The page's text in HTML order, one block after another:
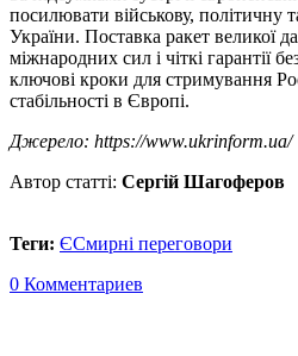
посилювати військову, політичну
України. Поставка ракет великої
міжнародних сил і чіткі гарантії
ключові кроки для стримування
стабільності в Європі.
Джерело: https://www.ukrinform.ua/
Автор статті: Сергій Шагоферов
Теги: ЄСмирні переговори
0 Комментариев